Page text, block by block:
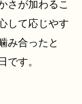
さが加わるこ
して応じやす
み合ったと
です。